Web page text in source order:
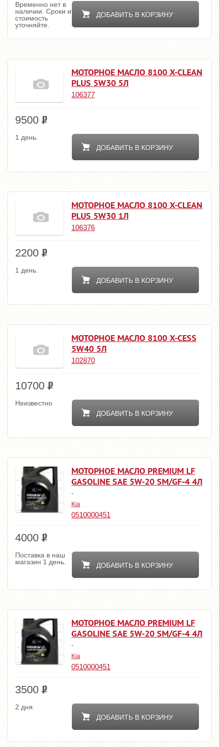
ДОБАВИТЬ В КОРЗИНУ
Временно нет в
наличии. Сроки и
стоимость
уточняйте.
МОТОРНОЕ МАСЛО 8100 X-CLEAN
PLUS 5W30 5Л
106377
9500
ДОБАВИТЬ В КОРЗИНУ
1 день.
МОТОРНОЕ МАСЛО 8100 X-CLEAN
PLUS 5W30 1Л
106376
2200
ДОБАВИТЬ В КОРЗИНУ
1 день.
МОТОРНОЕ МАСЛО 8100 X-CESS
5W40 5Л
102870
10700
ДОБАВИТЬ В КОРЗИНУ
Неизвестно
МОТОРНОЕ МАСЛО PREMIUM LF
GASOLINE SAE 5W-20 SM/GF-4 4Л
-
Kia
0510000451
4000
ДОБАВИТЬ В КОРЗИНУ
Поставка в наш
магазин 1 день.
МОТОРНОЕ МАСЛО PREMIUM LF
GASOLINE SAE 5W-20 SM/GF-4 4Л
-
Kia
0510000451
3500
ДОБАВИТЬ В КОРЗИНУ
2 дня.